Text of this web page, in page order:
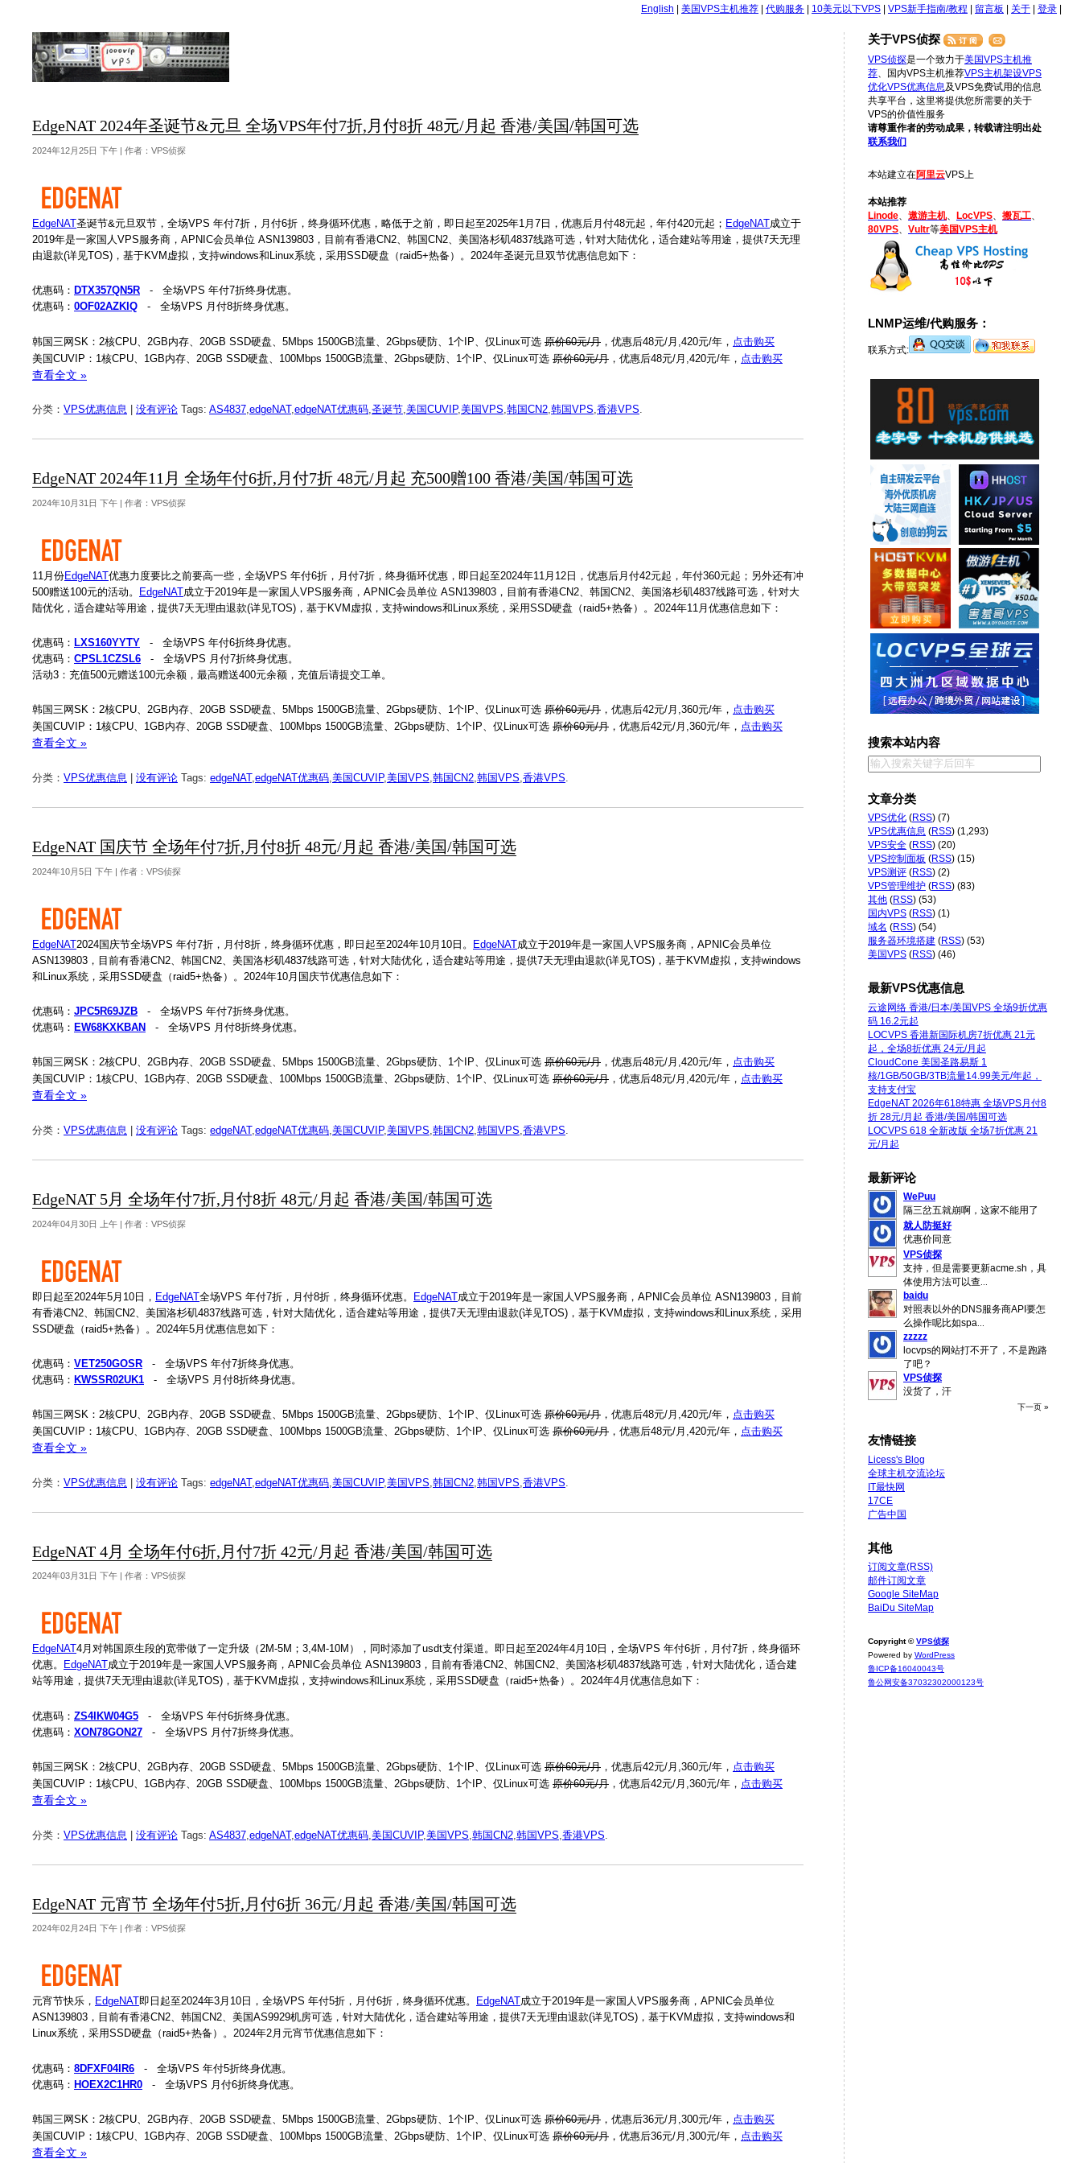
English 美国VPS主机推荐 代购服务 10美元以下VPS VPS新手指南/教程 留言板 关于 登录
EdgeNAT 2024年圣诞节&元旦 全场VPS年付7折,月付8折 48元/月起 香港/美国/韩国可选
2024年12月25日 下午 | 作者：VPS侦探
EdgeNAT圣诞节&元旦双节，全场VPS 年付7折，月付6折，终身循环优惠，略低于之前，即日起至2025年1月7日，优惠后月付48元起，年付420元起； EdgeNAT成立于
2019年是一家国人VPS服务商，APNIC会员单位 ASN139803，目前有香港CN2、韩国CN2、美国洛杉矶4837线路可选，针对大陆优化，适合建站等用途，提供7天无理
由退款(详见TOS)，基于KVM虚拟，支持windows和Linux系统，采用SSD硬盘（raid5+热备）。2024年圣诞元旦双节优惠信息如下：
优惠码： DTX357QN5R - 全场VPS 年付7折终身优惠。
优惠码： 0OF02AZKIQ - 全场VPS 月付8折终身优惠。
韩国三网SK：2核CPU、2GB内存、20GB SSD硬盘、5Mbps 1500GB流量、2Gbps硬防、1个IP、仅Linux可选 原价60元/月 ，优惠后48元/月,420元/年， 点击购买
美国CUVIP：1核CPU、1GB内存、20GB SSD硬盘、100Mbps 1500GB流量、2Gbps硬防、1个IP、仅Linux可选 原价60元/月 ，优惠后48元/月,420元/年， 点击购买
查看全文 »
分类： VPS优惠信息 没有评论 Tags: AS4837 edgeNAT, edgeNAT优惠码 圣诞节 美国CUVIP, 美国VPS 韩国CN2 韩国VPS 香港VPS
EdgeNAT 2024年11月 全场年付6折,月付7折 48元/月起 充500赠100 香港/美国/韩国可选
2024年10月31日 下午 | 作者：VPS侦探
11月份EdgeNAT优惠力度要比之前要高一些，全场VPS 年付6折，月付7折，终身循环优惠，即日起至2024年11月12日，优惠后月付42元起，年付360元起；另外还有冲
500赠送100元的活动。 EdgeNAT成立于2019年是一家国人VPS服务商，APNIC会员单位 ASN139803，目前有香港CN2、韩国CN2、美国洛杉矶4837线路可选，针对大
陆优化，适合建站等用途，提供7天无理由退款(详见TOS)，基于KVM虚拟，支持windows和Linux系统，采用SSD硬盘（raid5+热备）。2024年11月优惠信息如下：
优惠码： LXS160YYTY - 全场VPS 年付6折终身优惠。
优惠码： CPSL1CZSL6 - 全场VPS 月付7折终身优惠。
活动3：充值500元赠送100元余额，最高赠送400元余额，充值后请提交工单。
韩国三网SK：2核CPU、2GB内存、20GB SSD硬盘、5Mbps 1500GB流量、2Gbps硬防、1个IP、仅Linux可选 原价60元/月 ，优惠后42元/月,360元/年， 点击购买
美国CUVIP：1核CPU、1GB内存、20GB SSD硬盘、100Mbps 1500GB流量、2Gbps硬防、1个IP、仅Linux可选 原价60元/月 ，优惠后42元/月,360元/年， 点击购买
查看全文 »
分类： VPS优惠信息 没有评论 Tags: edgeNAT, edgeNAT优惠码 美国CUVIP, 美国VPS 韩国CN2 韩国VPS 香港VPS
EdgeNAT 国庆节 全场年付7折,月付8折 48元/月起 香港/美国/韩国可选
2024年10月5日 下午 | 作者：VPS侦探
EdgeNAT2024国庆节全场VPS 年付7折，月付8折，终身循环优惠，即日起至2024年10月10日。 EdgeNAT成立于2019年是一家国人VPS服务商，APNIC会员单位
ASN139803，目前有香港CN2、韩国CN2、美国洛杉矶4837线路可选，针对大陆优化，适合建站等用途，提供7天无理由退款(详见TOS)，基于KVM虚拟，支持windows
和Linux系统，采用SSD硬盘（raid5+热备）。2024年10月国庆节优惠信息如下：
优惠码： JPC5R69JZB - 全场VPS 年付7折终身优惠。
优惠码： EW68KXKBAN - 全场VPS 月付8折终身优惠。
韩国三网SK：2核CPU、2GB内存、20GB SSD硬盘、5Mbps 1500GB流量、2Gbps硬防、1个IP、仅Linux可选 原价60元/月 ，优惠后48元/月,420元/年， 点击购买
美国CUVIP：1核CPU、1GB内存、20GB SSD硬盘、100Mbps 1500GB流量、2Gbps硬防、1个IP、仅Linux可选 原价60元/月 ，优惠后48元/月,420元/年， 点击购买
查看全文 »
分类： VPS优惠信息 没有评论 Tags: edgeNAT, edgeNAT优惠码 美国CUVIP, 美国VPS 韩国CN2 韩国VPS 香港VPS
EdgeNAT 5月 全场年付7折,月付8折 48元/月起 香港/美国/韩国可选
2024年04月30日 上午 | 作者：VPS侦探
即日起至2024年5月10日， EdgeNAT全场VPS 年付7折，月付8折，终身循环优惠。 EdgeNAT成立于2019年是一家国人VPS服务商，APNIC会员单位 ASN139803，目前
有香港CN2、韩国CN2、美国洛杉矶4837线路可选，针对大陆优化，适合建站等用途，提供7天无理由退款(详见TOS)，基于KVM虚拟，支持windows和Linux系统，采用
SSD硬盘（raid5+热备）。2024年5月优惠信息如下：
优惠码： VET250GOSR - 全场VPS 年付7折终身优惠。
优惠码： KWSSR02UK1 - 全场VPS 月付8折终身优惠。
韩国三网SK：2核CPU、2GB内存、20GB SSD硬盘、5Mbps 1500GB流量、2Gbps硬防、1个IP、仅Linux可选 原价60元/月 ，优惠后48元/月,420元/年， 点击购买
美国CUVIP：1核CPU、1GB内存、20GB SSD硬盘、100Mbps 1500GB流量、2Gbps硬防、1个IP、仅Linux可选 原价60元/月 ，优惠后48元/月,420元/年， 点击购买
查看全文 »
分类： VPS优惠信息 | 没有评论 Tags: edgeNAT, edgeNAT优惠码 美国CUVIP, 美国VPS 韩国CN2 韩国VPS 香港VPS
EdgeNAT 4月 全场年付6折,月付7折 42元/月起 香港/美国/韩国可选
2024年03月31日 下午 | 作者：VPS侦探
EdgeNAT4月对韩国原生段的宽带做了一定升级（2M-5M；3,4M-10M），同时添加了usdt支付渠道。即日起至2024年4月10日，全场VPS 年付6折，月付7折，终身循环
优惠。
EdgeNAT成立于2019年是一家国人VPS服务商，APNIC会员单位 ASN139803，目前有香港CN2、韩国CN2、美国洛杉矶4837线路可选，针对大陆优化，适合建
站等用途，提供7天无理由退款(详见TOS)，基于KVM虚拟，支持windows和Linux系统，采用SSD硬盘（raid5+热备）。2024年4月优惠信息如下：
优惠码： ZS4IKW04G5 - 全场VPS 年付6折终身优惠。
优惠码： XON78GON27 - 全场VPS 月付7折终身优惠。
韩国三网SK：2核CPU、2GB内存、20GB SSD硬盘、5Mbps 1500GB流量、2Gbps硬防、1个IP、仅Linux可选 原价60元/月 ，优惠后42元/月,360元/年， 点击购买
美国CUVIP：1核CPU、1GB内存、20GB SSD硬盘、100Mbps 1500GB流量、2Gbps硬防、1个IP、仅Linux可选 原价60元/月 ，优惠后42元/月,360元/年， 点击购买
查看全文 »
分类： VPS优惠信息 | 没有评论 Tags: AS4837 edgeNAT, edgeNAT优惠码 美国CUVIP, 美国VPS 韩国CN2 韩国VPS 香港VPS
EdgeNAT 元宵节 全场年付5折,月付6折 36元/月起 香港/美国/韩国可选
2024年02月24日 下午 | 作者：VPS侦探
元宵节快乐， EdgeNAT即日起至2024年3月10日，全场VPS 年付5折，月付6折，终身循环优惠。 EdgeNAT成立于2019年是一家国人VPS服务商，APNIC会员单位
ASN139803，目前有香港CN2、韩国CN2、美国AS9929机房可选，针对大陆优化，适合建站等用途，提供7天无理由退款(详见TOS)，基于KVM虚拟，支持windows和
Linux系统，采用SSD硬盘（raid5+热备）。2024年2月元宵节优惠信息如下：
优惠码： 8DFXF04IR6 - 全场VPS 年付5折终身优惠。
优惠码： HOEX2C1HR0 - 全场VPS 月付6折终身优惠。
韩国三网SK：2核CPU、2GB内存、20GB SSD硬盘、5Mbps 1500GB流量、2Gbps硬防、1个IP、仅Linux可选 原价60元/月 ，优惠后36元/月,300元/年， 点击购买
美国CUVIP：1核CPU、1GB内存、20GB SSD硬盘、100Mbps 1500GB流量、2Gbps硬防、1个IP、仅Linux可选 原价60元/月 ，优惠后36元/月,300元/年， 点击购买
查看全文 »
关于VPS侦探
VPS侦探是一个致力于美国VPS主机推
荐 、国内VPS主机推荐VPS主机架设VPS
优化VPS优惠信息 及VPS免费试用的信息
共享平台，这里将提供您所需要的关于
VPS的价值性服务
请尊重作者的劳动成果，转载请注明出处
联系我们
本站建立在阿里云VPS上
本站推荐
Linode
遨游主机、 LocVPS 搬瓦工
80VPS
Vultr等美国VPS主机
LNMP运维/代购服务：
联系方式:
搜索本站内容
文章分类
VPS优化 (RSS) (7)
VPS优惠信息 (RSS) (1,293)
VPS安全 (RSS) (20)
VPS控制面板 (RSS) (15)
VPS测评 (RSS) (2)
VPS管理维护 (RSS) (83)
其他 (RSS) (53)
国内VPS (RSS) (1)
域名 (RSS) (54)
服务器环境搭建 (RSS) (53)
美国VPS (RSS) (46)
最新VPS优惠信息
云途网络 香港/日本/美国VPS 全场9折优惠
码 16.2元起
LOCVPS 香港新国际机房7折优惠 21元
起，全场8折优惠 24元/月起
CloudCone 美国圣路易斯 1
核/1GB/50GB/3TB流量14.99美元/年起，
支持支付宝
EdgeNAT 2026年618特惠 全场VPS月付8
折 28元/月起 香港/美国/韩国可选
LOCVPS 618 全新改版 全场7折优惠 21
元/月起
最新评论
WePuu
隔三岔五就崩啊，这家不能用了
就人防挺好
优惠价同意
VPS侦探
支持，但是需要更新acme.sh，具
体使用方法可以查
baidu
对照表以外的DNS服务商API要怎
么操作呢比如spa
zzzzz
locvps的网站打不开了，不是跑路
了吧？
VPS侦探
没货了，汗
下一页 »
友情链接
Licess's Blog
全球主机交流论坛
IT最快网
17CE
广告中国
其他
订阅文章(RSS)
邮件订阅文章
Google SiteMap
BaiDu SiteMap
Copyright ©VPS侦探
Powered by WordPress
鲁ICP备16040043号
鲁公网安备37032302000123号